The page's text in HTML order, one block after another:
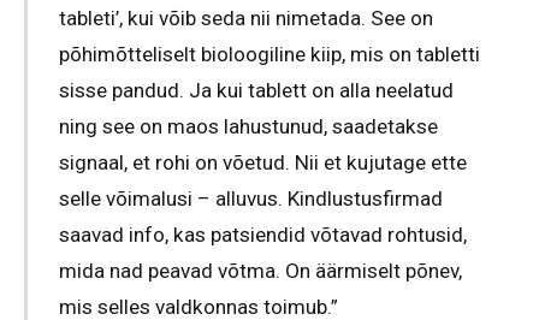
tableti’, kui võib seda nii nimetada. See on
põhimõtteliselt bioloogiline kiip, mis on tabletti
sisse pandud. Ja kui tablett on alla neelatud
ning see on maos lahustunud, saadetakse
signaal, et rohi on võetud. Nii et kujutage ette
selle võimalusi – alluvus. Kindlustusfirmad
saavad info, kas patsiendid võtavad rohtusid,
mida nad peavad võtma. On äärmiselt põnev,
mis selles valdkonnas toimub.”